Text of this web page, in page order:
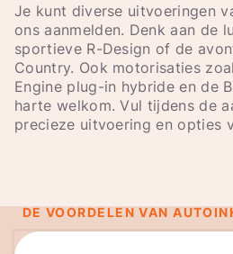
Je kunt diverse uitvoeringen
ons aanmelden. Denk aan de
sportieve R-Design of de
Country. Ook motorisaties
Engine plug-in hybride en de
harte welkom. Vul tijdens de
precieze uitvoering en opties
DE VOORDELEN VAN